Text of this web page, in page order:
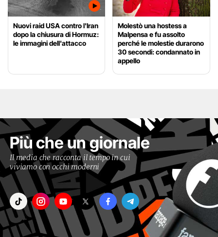
Nuovi raid USA contro l'Iran
dopo la chiusura di Hormuz:
le immagini dell'attacco
Molestò una hostess a
Malpensa e fu assolto
perché le molestie durarono
30 secondi: condannato in
appello
Più che un giornale
Il media che racconta il tempo in cui
viviamo con occhi moderni